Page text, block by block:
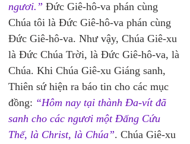
ngươi.” Đức Giê-hô-va phán cùng
Chúa tôi là Đức Giê-hô-va phán cùng
Đức Giê-hô-va. Như vậy, Chúa Giê-xu
là Đức Chúa Trời, là Đức Giê-hô-va, là
Chúa. Khi Chúa Giê-xu Giáng sanh,
Thiên sứ hiện ra báo tin cho các mục
đồng: “Hôm nay tại thành Đa-vít đã
sanh cho các ngươi một Đấng Cứu
Thế, là Christ, là Chúa”. Chúa Giê-xu